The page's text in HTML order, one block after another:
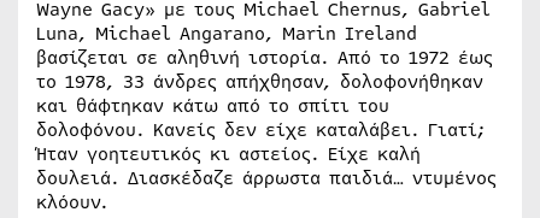
Wayne Gacy» με τους Michael Chernus, Gabriel
Luna, Michael Angarano, Marin Ireland
βασίζεται σε αληθινή ιστορία. Από το 1972 έως
το 1978, 33 άνδρες απήχθησαν, δολοφονήθηκαν
και θάφτηκαν κάτω από το σπίτι του
δολοφόνου. Κανείς δεν είχε καταλάβει. Γιατί;
Ήταν γοητευτικός κι αστείος. Είχε καλή
δουλειά. Διασκέδαζε άρρωστα παιδιά… ντυμένος
κλόουν.